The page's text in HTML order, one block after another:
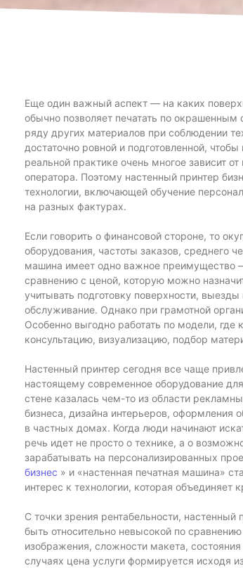
Еще один важный аспект — на каких
обычно позволяет печатать по окрашенным
ряду других материалов при соблюдении
достаточно ровной и подготовленной,
реальной практике очень многое зависит
оператора. Поэтому настенный принтер
технологии, включающей обучение
на разных фактурах.
Если говорить о финансовой стороне, то
оборудования, частоты заказов, среднего
машина имеет одно важное преимущество
сравнению с ценой, которую можно
учитывать подготовку поверхности,
обслуживание. Однако при грамотной
Особенно выгодно работать по модели, где
консультацию, визуализацию, подбор
Настенный принтер сегодня все чаще
настоящему современное оборудование
стене казалась чем-то из области
бизнеса, дизайна интерьеров, оформления
в частных домах. Когда люди начинают
речь идет не просто о технике, а о
зарабатывать на персонализированных
бизнес » и «настенная печатная машина»
интерес к технологии, которая объединяет
С точки зрения рентабельности,
быть относительно невысокой по
изображения, сложности макета,
случаях цена услуги формируется исходя